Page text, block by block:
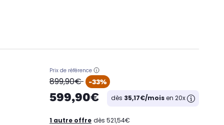
Prix de référence
oldPrice
899,90€ -33%
599,90€ dès 35,17€/moisen 20x
1 autre offre dès 521,54€